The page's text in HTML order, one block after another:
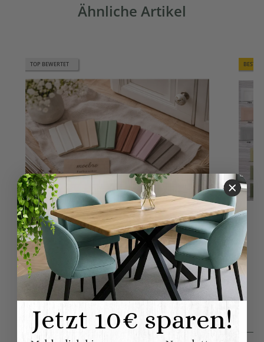
Ähnliche Artikel
TOP BEWERTET
Farbmuster für Landhausmöbel
2,00 €
Jetzt 10€ sparen!